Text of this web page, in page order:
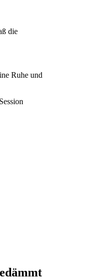
die
Ruhe und